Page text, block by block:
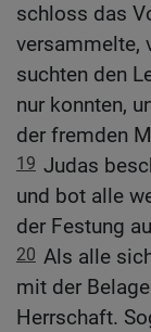
schloss das
versammelte,
suchten den
nur konnten,
der fremden
19 Judas
und bot alle
der Festung
20 Als alle
mit der
Herrschaft.